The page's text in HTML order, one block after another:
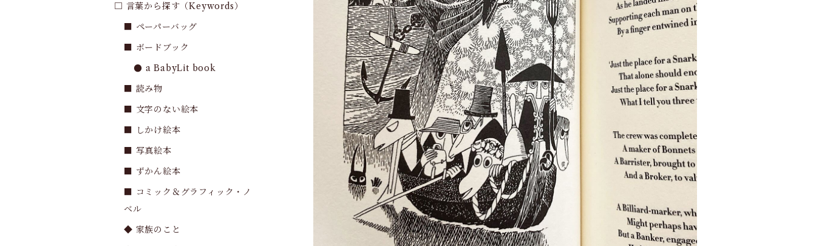
□ 言葉から探す（Keywords）
■ ペーパーバッグ
■ ボードブック
● a BabyLit book
■ 読み物
■ 文字のない絵本
■ しかけ絵本
■ 写真絵本
■ ずかん絵本
■ コミック＆グラフィック・ノ
ベル
◆ 家族のこと